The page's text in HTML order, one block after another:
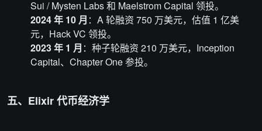
Sui / Mysten Labs 和 Maelstrom Capital 领投。
2024 年 10 月 ：A 轮融资 750 万美元，估值 1 亿美
元，Hack VC 领投。
2023 年 1 月 ：种子轮融资 210 万美元，Inception
Capital、Chapter One 参投。
五、Elixir 代币经济学